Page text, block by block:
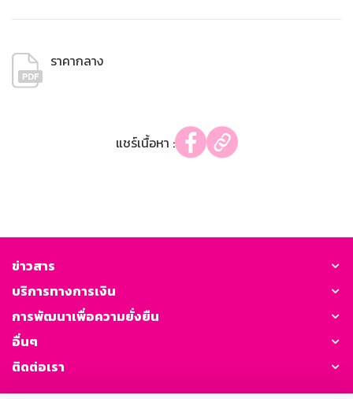
ราคากลาง
แชร์เนื้อหา :
ข่าวสาร
บริการทางการเงิน
การพัฒนาเพื่อความยั่งยืน
อื่นๆ
ติดต่อเรา